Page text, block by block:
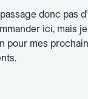
donc pas
ici, mais
pour mes